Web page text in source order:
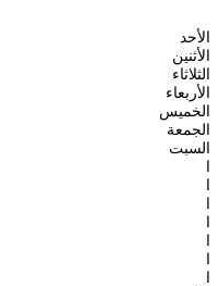
الأحد
الأثنين
الثلاثاء
الأربعاء
الخميس
الجمعة
السبت